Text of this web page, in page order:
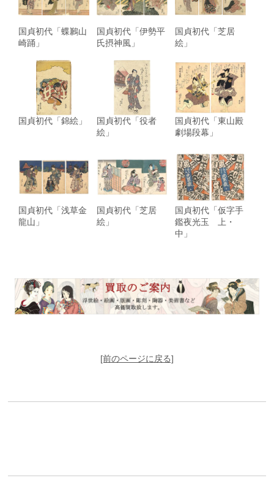
国貞初代「蝶鶼山
崎踊」
国貞初代「伊勢平
氏摂神風」
国貞初代「芝居
絵」
国貞初代「錦絵」
国貞初代「役者
絵」
国貞初代「東山殿
劇場段幕」
国貞初代「浅草金
龍山」
国貞初代「芝居
絵」
国貞初代「仮字手
鑑夜光玉 上・
中」
[前のページに戻る]